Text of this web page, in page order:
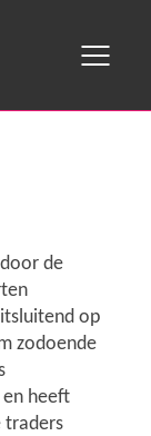
de
op
zodoende
en heeft
traders